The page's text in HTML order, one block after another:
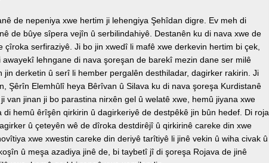
de nepeniya xwe hertim ji lehengiya Şehîdan digre. Ev meh di
de bûye sîpera vejîn û serbilindahiyê. Destanên ku di nava xwe de
çîroka serfiraziyê. Ji bo jin xwedî li mafê xwe derkevin hertim bi çek,
lehngane di nava şoreşan de barekî mezin dane ser milê
jin derketin û serî li hember pergalên desthiladar, dagirker rakirin. Ji
Şêrîn Elemhûlî heya Bêrîvan û Silava ku di nava şoreşa Kurdistanê
van jinan ji bo parastina nirxên gel û welatê xwe, hemû jiyana xwe
hemû êrîşên qirkirin û dagirkeriyê de destpêkê jin bûn hedef. Di roja
û çeteyên wê de dîroka destdirêjî û qirkirinê careke din xwe
xwe xwestin careke din deriyê tarîtiyê li jinê vekin û wiha civak û
û meşa azadiya jinê de, bi taybetî jî di şoreşa Rojava de jinê